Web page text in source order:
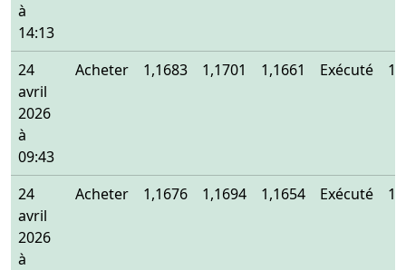
à
14:13
24
avril
2026
à
09:43
Acheter 1,1683 1,1701 1,1661 Exécuté
24
avril
2026
à
Acheter 1,1676 1,1694 1,1654 Exécuté